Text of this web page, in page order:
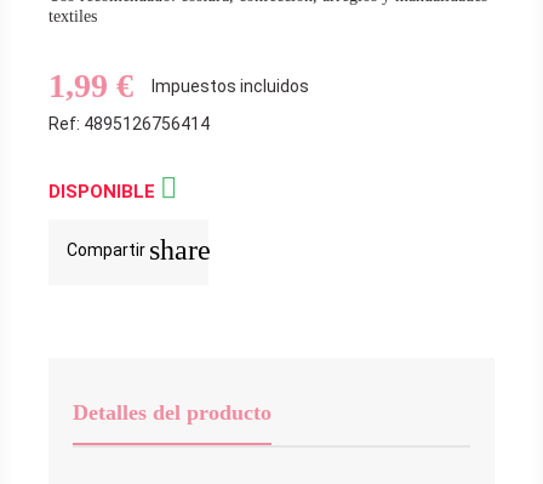
textiles
1,99 €
Impuestos incluidos
Ref: 4895126756414
DISPONIBLE 
Compartir share
Detalles del producto